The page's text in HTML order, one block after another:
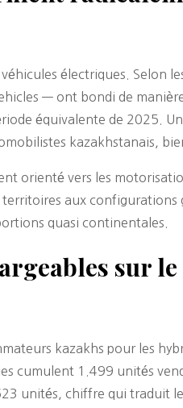
électriques. Selon
— ont bondi de
équivalente de 2025.
kazakhstanais,
orienté vers les
aux
quasi continentales.
sur
kazakhs pour les
cumulent 1.499 unités
unités, chiffre qui traduit